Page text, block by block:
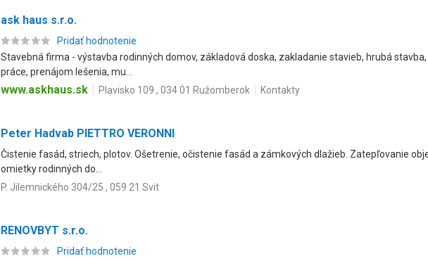
ask haus s.r.o.
Pridať hodnotenie
Stavebná firma - výstavba rodinných domov, základová doska, zakladanie stavieb, hrubá
práce, prenájom lešenia, mu...
www.askhaus.sk Plavisko 109 , 034 01 Ružomberok Kontakty
Peter Hadvab PIETTRO VERONNI
Čistenie fasád, striech, plotov. Ošetrenie, očistenie fasád a zámkových dlažieb. Zatepľovanie
omietky rodinných do...
P. Jilemnického 304/25 , 059 21 Svit
RENOVBYT s.r.o.
Pridať hodnotenie